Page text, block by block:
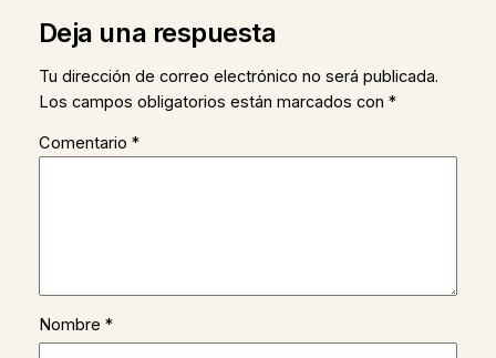
Deja una respuesta
Tu dirección de correo electrónico no será publicada.
Los campos obligatorios están marcados con *
Comentario *
Nombre *